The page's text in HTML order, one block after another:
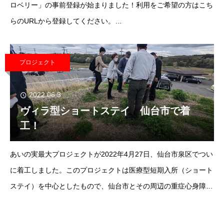
ロベリー」の事前登録が始まりました！利用をご希望の方はこち
らのURLから登録してください。
ます
プロジェクト
2022.06.3
ヴィラ型ショートステイ 仙台市で着
工！
あいの実最大プロジェクトが2022年4月27日、仙台市泉区でつい
に着工しました。このプロジェクトは医療型短期入所（ショート
ステイ）を中心としたもので、仙台市とその周辺の重症心身障が